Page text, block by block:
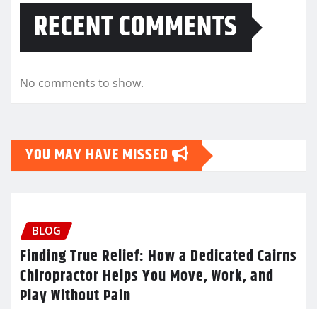
RECENT COMMENTS
No comments to show.
YOU MAY HAVE MISSED
BLOG
Finding True Relief: How a Dedicated Cairns
Chiropractor Helps You Move, Work, and
Play Without Pain